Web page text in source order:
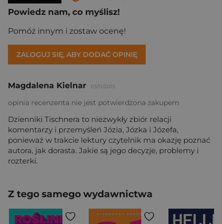
Powiedz nam, co myślisz!
Pomóż innym i zostaw ocenę!
ZALOGUJ SIĘ, ABY DODAĆ OPINIĘ
Magdalena Kielnar 03/11/2015
opinia recenzenta nie jest potwierdzona zakupem
Dzienniki Tischnera to niezwykły zbiór relacji
komentarzy i przemyśleń Józia, Józka i Józefa,
ponieważ w trakcie lektury czytelnik ma okazję poznać
autora, jak dorasta. Jakie są jego decyzje, problemy i
rozterki.
Z tego samego wydawnictwa